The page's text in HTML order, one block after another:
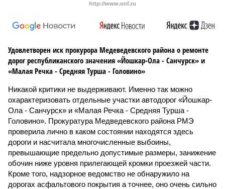
http://www.onf.ru
Удовлетворен иск прокурора Медеведевского района о ремонте
дорог республиканского значения «Йошкар-Ола - Санчурск» и
«Малая Речка - Средняя Турша - Головино»
Никакой критики не выдерживают. Именно так можно
охарактеризовать отдельные участки автодорог «Йошкар-
Ола - Санчурск» и «Малая Речка - Средняя Турша -
Головино». Прокуратура Медведевского района РМЭ
проверила лично в каком состоянии находятся здесь
дороги и насчитала многочисленные выбоины,
превышающие предельно допустимые размеры, занижение
обочин ниже уровня прилегающей кромки проезжей части.
Кроме того, надзорное ведомство не обнаружило на
дорогах асфальтового покрытия а точнее, оно очень сильно